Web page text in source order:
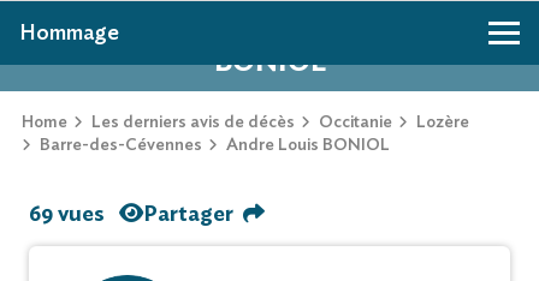
AVIS DE DÉCÈS DE ANDRE LOUIS
BONIOL
Home Les derniers avis de décès Occitanie
Lozère
Barre-des-Cévennes
Andre Louis BONIOL
Hommage
69 vues Partager